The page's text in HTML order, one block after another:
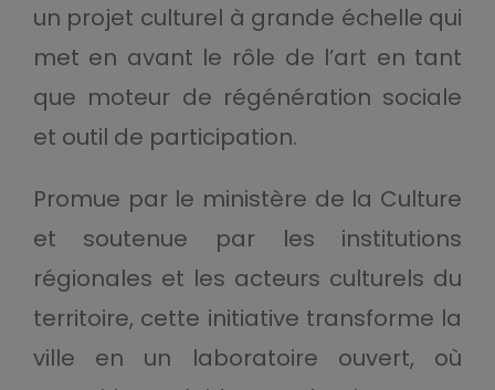
un projet culturel à grande échelle qui
met en avant le rôle de l’art en tant
que moteur de régénération sociale
et outil de participation.
Promue par le ministère de la Culture
et soutenue par les institutions
régionales et les acteurs culturels du
territoire, cette initiative transforme la
ville en un laboratoire ouvert, où